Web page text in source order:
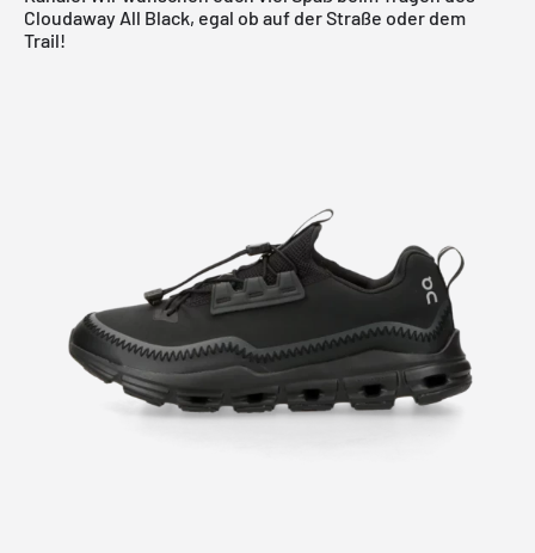
Cloudaway All Black, egal ob auf der Straße oder dem
Trail!